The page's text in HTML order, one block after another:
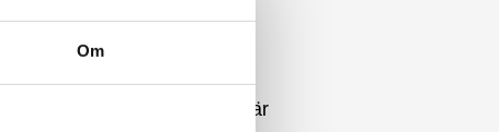
Om
och övervakning är